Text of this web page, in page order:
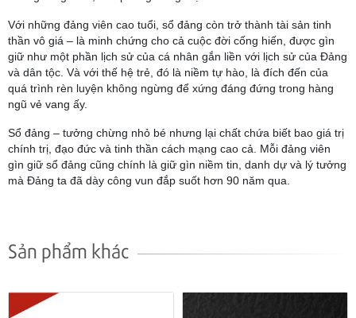
Với những đảng viên cao tuổi, sổ đảng còn trở thành tài sản tinh
thần vô giá – là minh chứng cho cả cuộc đời cống hiến, được gìn
giữ như một phần lịch sử của cá nhân gắn liền với lịch sử của Đảng
và dân tộc. Và với thế hệ trẻ, đó là niềm tự hào, là đích đến của
quá trình rèn luyện không ngừng để xứng đáng đứng trong hàng
ngũ vẻ vang ấy.
Sổ đảng – tưởng chừng nhỏ bé nhưng lại chất chứa biết bao giá trị
chính trị, đạo đức và tinh thần cách mạng cao cả. Mỗi đảng viên
gìn giữ sổ đảng cũng chính là giữ gìn niềm tin, danh dự và lý tưởng
mà Đảng ta đã dày công vun đắp suốt hơn 90 năm qua.
Sản phẩm khác